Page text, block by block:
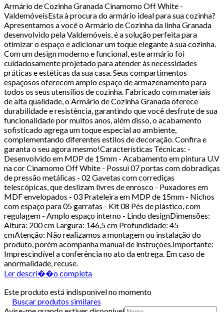
Armário de Cozinha Granada Cinamomo Off White -
ValdemóveisEsta à procura do armário ideal para sua cozinha?
Apresentamos a você o Armário de Cozinha da linha Granada
desenvolvido pela Valdemóveis, é a solução perfeita para
otimizar o espaço e adicionar um toque elegante à sua cozinha.
Com um design moderno e funcional, este armário foi
cuidadosamente projetado para atender às necessidades
práticas e estéticas da sua casa. Seus compartimentos
espaçosos oferecem amplo espaço de armazenamento para
todos os seus utensílios de cozinha. Fabricado com materiais
de alta qualidade, o Armário de Cozinha Granada oferece
durabilidade e resistência, garantindo que você desfrute de sua
funcionalidade por muitos anos, além disso, o acabamento
sofisticado agrega um toque especial ao ambiente,
complementando diferentes estilos de decoração. Confira e
garanta o seu agora mesmo!Características Técnicas: -
Desenvolvido em MDP de 15mm - Acabamento em pintura U.V
na cor Cinamomo Off White - Possui 07 portas com dobradiças
de pressão metálicas - 02 Gavetas com corrediças
telescópicas, que deslizam livres de enrosco - Puxadores em
MDF envelopados - 03 Prateleira em MDP de 15mm - Nichos
com espaço para 05 garrafas - Kit 08 Pés de plástico, com
regulagem - Amplo espaço interno - Lindo designDimensões:
Altura: 200 cm Largura: 146,5 cm Profundidade: 45
cmAtenção: Não realizamos a montagem ou instalação do
produto, porém acompanha manual de instruções.Importante:
Imprescindível a conferência no ato da entrega. Em caso de
anormalidade, recuse.
Ler descri��o completa
Este produto está indisponivel no momento
Buscar produtos similares